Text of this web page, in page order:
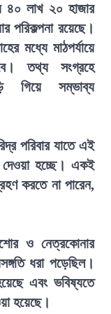
৪০ লাখ ২০ হাজার
পরিকল্পনা রয়েছে।
মধ্যে মাঠপর্যায়ে
তথ্য সংগ্রহে
গিয়ে সম্ভাব্য
পরিবার যাতে এই
দেওয়া হচ্ছে। একই
করতে না পারেন,
ও নেত্রকোনার
ধরা পড়েছিল।
এবং ভবিষ্যতে
হয়েছে।